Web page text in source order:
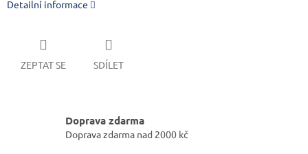
Detailní informace
ZEPTAT SE SDÍLET
Doprava zdarma
Doprava zdarma nad 2000 kč